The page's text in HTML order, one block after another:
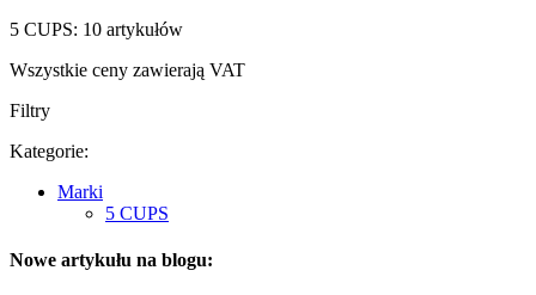
5 CUPS: 10 artykułów
Wszystkie ceny zawierają VAT
Filtry
Kategorie:
Marki
5 CUPS
Nowe artykułu na blogu: